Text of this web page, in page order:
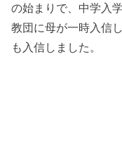
の始まりで、中学入
教団に母が一時入信
も入信しました。